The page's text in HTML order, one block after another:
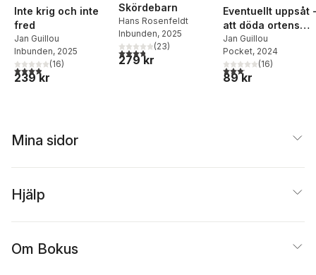
Inte krig och inte
fred
Jan Guillou
Inbunden, 2025
3,9utav 5 stjärnor. Totalt antal röster:
(16)
239 kr
Skördebarn
Hans Rosenfeldt
Inbunden, 2025
3,8utav 5 stjärnor. Totalt antal röster:
(23)
279 kr
Eventuellt uppsåt
att döda ortens
gangsters
Jan Guillou
Pocket, 2024
3,1utav 5 stjärnor.
(16)
89 kr
Mina sidor
Hjälp
Om Bokus